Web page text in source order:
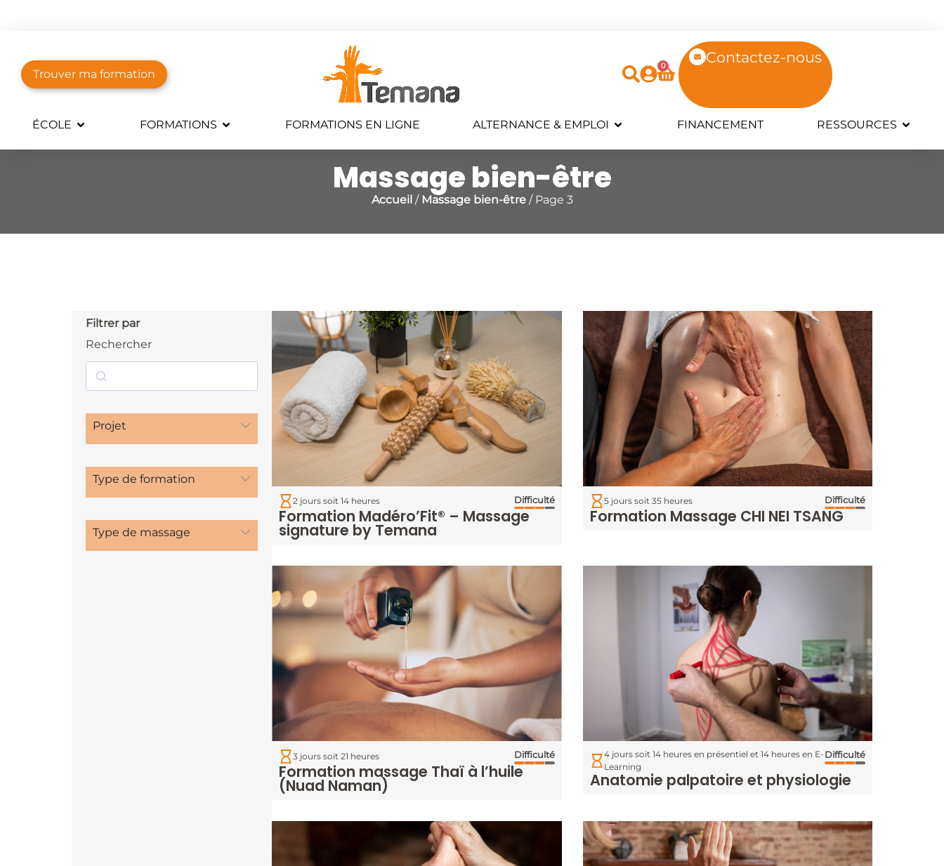
Trouver ma formation
0 Contactez-nous
ÉCOLE FORMATIONS FORMATIONS EN LIGNE ALTERNANCE & EMPLOI FINANCEMENT RESSOURCES
Massage bien-être
Accueil/ Massage bien-être/ Page 3
Filtrer par
Rechercher
Projet
Type de formation
Type de massage
2 jours soit 14 heures Difficulté
Formation Madéro’Fit® – Massage
signature by Temana
5 jours soit 35 heures Difficulté
Formation Massage CHI NEI TSANG
3 jours soit 21 heures Difficulté
Formation massage Thaï à l’huile
(Nuad Naman)
4 jours soit 14 heures en présentiel et 14 heures en E-
Learning
Difficulté
Anatomie palpatoire et physiologie